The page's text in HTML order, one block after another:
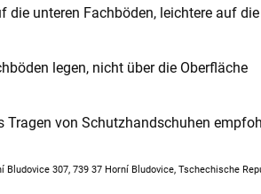
die unteren Fachböden, leichtere auf
legen, nicht über die Oberfläche
Tragen von Schutzhandschuhen
307, 739 37 Horní Bludovice, Tschechische